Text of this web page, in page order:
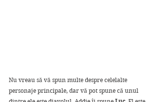
Nu vreau să vă spun multe despre celelalte
personaje principale, dar vă pot spune că unul